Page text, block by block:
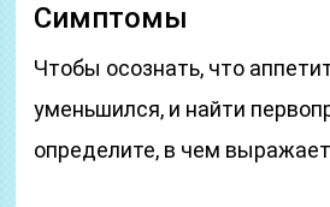
Симптомы
Чтобы осознать, что
уменьшился, и найти
определите, в чем